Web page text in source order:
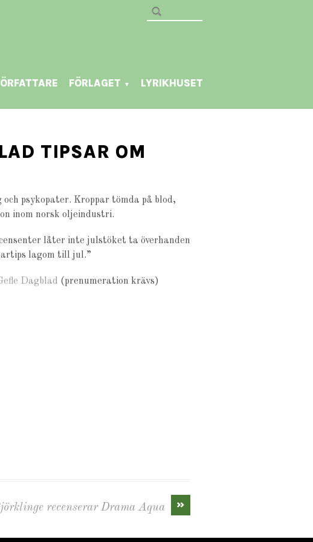
FÖRLAGET ▼ LYRIKHUSET
TIPSAR OM
psykopater. Kroppar tömda på blod,
inom norsk oljeindustri.
låter inte julstöket ta överhanden
lagom till jul.”
Dagblad (prenumeration krävs)
»
recenserar Drama Aqua